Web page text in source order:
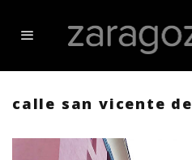
calle san vicente